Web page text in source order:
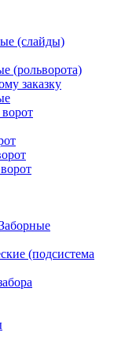
(слайды)
(рольворота)
заказку
(подсистема